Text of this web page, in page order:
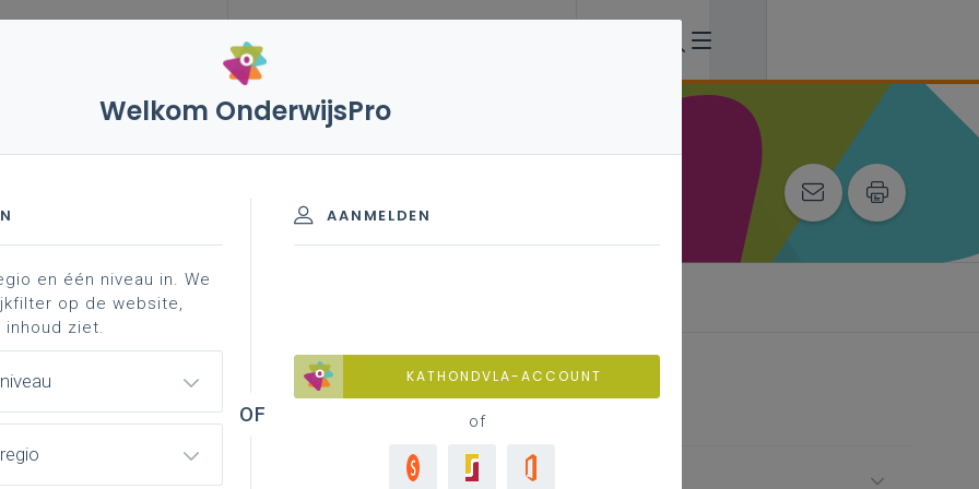
achtergrond
vind ik “stage” terug in het leerplan?
Welkom OnderwijsPro
AANMELDEN
KATHONDVLA-ACCOUNT
of
en één niveau in. We
op de website,
ziet.